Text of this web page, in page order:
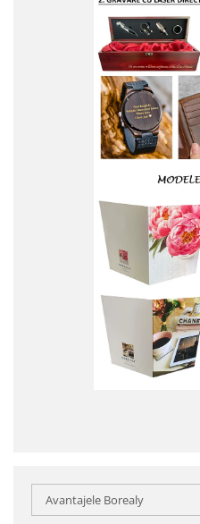
Avantajele Borealy